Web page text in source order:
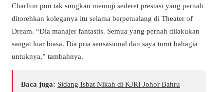
Charlton pun tak sungkan memuji sederet prestasi yang pernah
ditorehkan koleganya itu selama berpetualang di Theater of
Dream. “Dia manajer fantastis. Semua yang pernah dilakukan
sangat luar biasa. Dia pria sensasional dan saya turut bahagia
untuknya,” tambahnya.
Baca juga: Sidang Isbat Nikah di KJRI Johor Bahru